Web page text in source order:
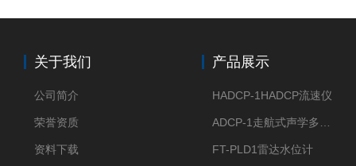
关于我们
公司简介
荣誉资质
资料下载
产品展示
HADCP-1HADCP流速仪
FT-PLD1雷达水位计